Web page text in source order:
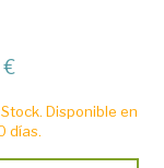
Disponible en
días.